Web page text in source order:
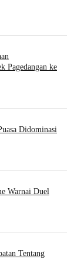
Pagedangan ke
Didominasi
Warnai Duel
Tentang